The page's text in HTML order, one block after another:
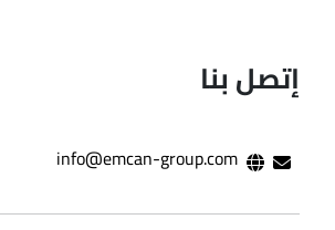
إتصل بنا
info@emcan-group.com